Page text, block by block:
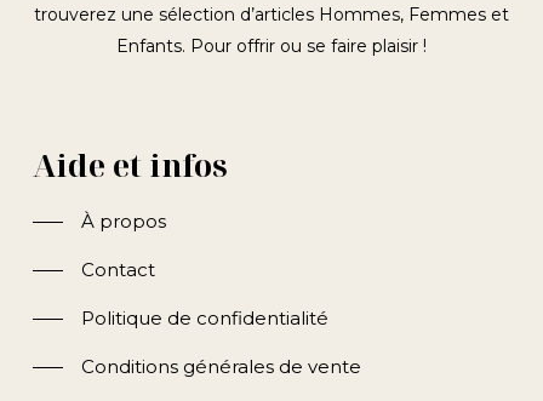
trouverez une sélection d’articles Hommes, Femmes et
Enfants. Pour offrir ou se faire plaisir !
Aide et infos
À propos
Contact
Politique de confidentialité
Conditions générales de vente